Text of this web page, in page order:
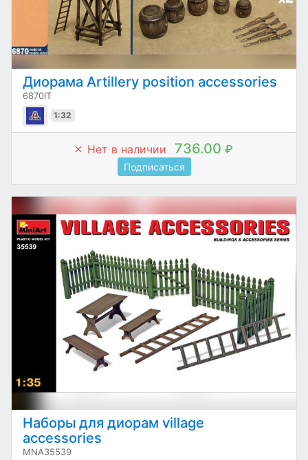
Диорама Artillery position accessories
6870IT
1:32
Нет в наличии 736.00 ₽
Подписаться
Наборы для диорам village
accessories
MNA35539